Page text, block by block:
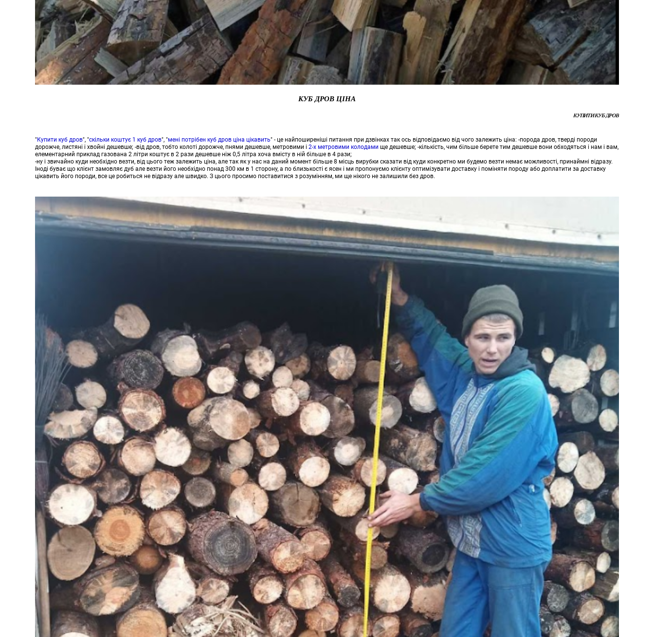
КУБ ДРОВ ЦІНА
КУПИТИ КУБ ДРОВ
"Купити куб дров", "скільки коштує 1 куб дров", "мені потрібен куб дров ціна цікавить" - це найпоширеніші питання при дзвінках так ось відповідаємо від чого залежить ціна: -порода дров, тверді породи
дорожче, листяні і хвойні дешевше; -від дров, тобто колоті дорожче, пнями дешевше, метровими і 2-х метровими колодами ще дешевше; -кількість, чим більше берете тим дешевше вони обходяться і нам і вам,
елементарний приклад газована 2 літри коштує в 2 рази дешевше ніж 0,5 літра хоча вмісту в ній більше в 4 рази;
-ну і звичайно куди необхідно везти, від цього теж залежить ціна, але так як у нас на даний момент більше 8 місць вирубки сказати від куди конкретно ми будемо везти немає можливості, принаймні відразу.
Іноді буває що клієнт замовляє дуб але везти його необхідно понад 300 км в 1 сторону, а по близькості є ясен і ми пропонуємо клієнту оптимізувати доставку і поміняти породу або доплатити за доставку
цікавить його породи, все це робиться не відразу але швидко. З цього просимо поставитися з розумінням, ми ще нікого не залишили без дров.